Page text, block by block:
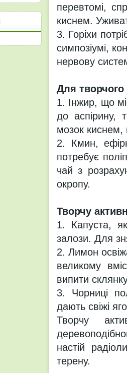
перевтомі,
киснем.
3. Горіхи
симпозіумі,
нервову
Для
1. Інжир, що
до аспірину,
мозок
2. Кмин,
потребує
чай з
окропу.
Творчу
1. Капуста,
залози. Для
2. Лимон
великому
випити
3. Чорниці
дають свіжі
Творчу
настій
терену.